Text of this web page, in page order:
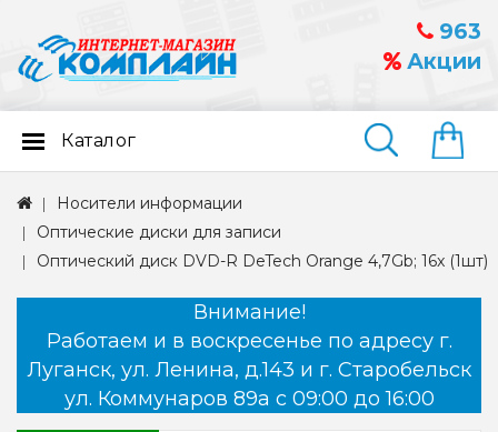
963
Акции
Найти
Каталог
Носители информации
Оптические диски для записи
Оптический диск DVD-R DeTech Orange 4,7Gb; 16x (1шт)
Внимание!
Работаем и в воскресенье по адресу г.
Луганск, ул. Ленина, д.143 и г. Старобельск
ул. Коммунаров 89а с 09:00 до 16:00